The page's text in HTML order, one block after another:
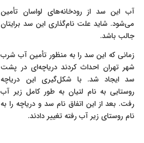
آب این سد از رودخانه‌‌های لواسان تأمین
می‌شود. شاید علت نام‌گذاری این سد برایتان
جالب باشد.
زمانی که این سد را به منظور تأمین آب شرب
شهر تهران احداث کردند دریاچه‌ای در پشت
سد ایجاد شد. با شکل‌گیری این دریاچه
روستایی به نام لتیان به طور کامل زیر آب
رفت. بعد از این اتفاق نام سد و دریاچه را به
نام روستای زیر آب رفته تغییر دادند.